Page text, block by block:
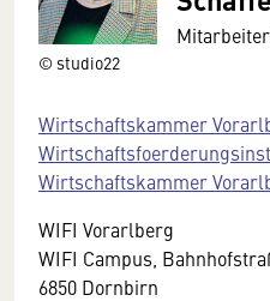
© studio22
Wirtschaftskammer
Wirtschaftskammer
WIFI Vorarlberg
WIFI Campus,
6850 Dornbirn